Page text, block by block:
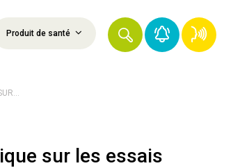
Produit de santé
sur les essais